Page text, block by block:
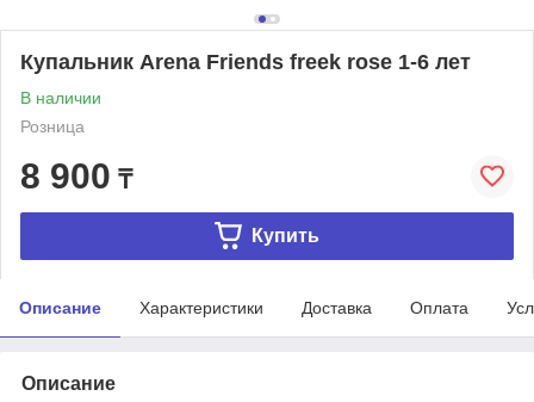
Купальник Arena Friends freek rose 1-6 лет
В наличии
Розница
8 900 ₸
Купить
Описание Характеристики Доставка Оплата
Описание